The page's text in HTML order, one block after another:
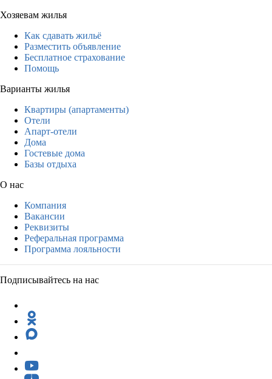
Хозяевам жилья
Как сдавать жильё
Разместить объявление
Бесплатное страхование
Помощь
Варианты жилья
Квартиры (апартаменты)
Отели
Апарт-отели
Дома
Гостевые дома
Базы отдыха
О нас
Компания
Вакансии
Реквизиты
Реферальная программа
Программа лояльности
Подписывайтесь на нас